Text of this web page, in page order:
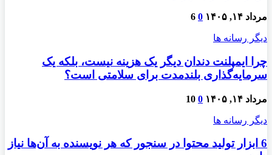
مرداد ۱۴, ۱۴۰۵ 0
6
دیگر رسانه ها
چرا ایمپلنت دندان دیگر یک هزینه نیست، بلکه یک
سرمایه‌گذاری بلندمدت برای سلامتی است؟
مرداد ۱۴, ۱۴۰۵ 0
10
دیگر رسانه ها
6 ابزار تولید محتوا در سنجور که هر نویسنده به آن‌ها نیاز